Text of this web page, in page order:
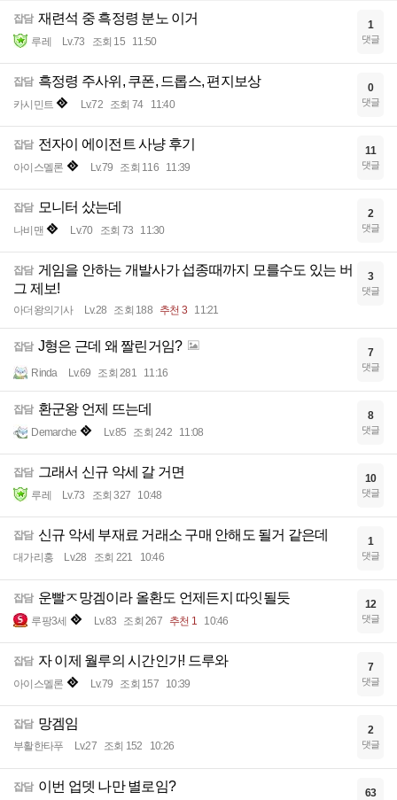
잡담 재련석 중 흑정령 분노 이거
루레 Lv.73 조회 15 11:50
1
댓글
잡담 흑정령 주사위, 쿠폰, 드롭스, 편지보상
카시민트 Lv.72 조회 74 11:40
0
댓글
잡담 전자이 에이전트 사냥 후기
아이스멜론 Lv.79 조회 116 11:39
11
댓글
잡담 모니터 샀는데
나비맨 Lv.70 조회 73 11:30
2
댓글
잡담 게임을 안하는 개발사가 섭종때까지 모를수도 있는 버
그 제보!
아더왕의기사 Lv.28 조회 188 추천 3 11:21
3
댓글
잡담 J형은 근데 왜 짤린거임?
Rinda Lv.69 조회 281 11:16
7
댓글
잡담 환군왕 언제 뜨는데
Demarche Lv.85 조회 242 11:08
8
댓글
잡담 그래서 신규 악세 갈 거면
루레 Lv.73 조회 327 10:48
10
댓글
잡담 신규 악세 부재료 거래소 구매 안해도 될거 같은데
대가리홍 Lv.28 조회 221 10:46
1
댓글
잡담 운빨ㅈ망겜이라 올환도 언제든지 따잇될듯
루팡3세 Lv.83 조회 267 추천 1 10:46
12
댓글
잡담 자 이제 월루의 시간인가! 드루와
아이스멜론 Lv.79 조회 157 10:39
7
댓글
잡담 망겜임
부활한타푸 Lv.27 조회 152 10:26
2
댓글
잡담 이번 업뎃 나만 별로임? 63